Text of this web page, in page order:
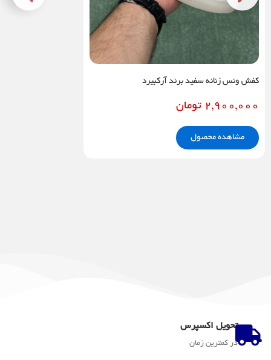
کفش ونس زنانه سفید برند آرکبیرد
2,900,000 تومان
مشاهده محصول
تحویل اکسپرس
در کمترین زمان